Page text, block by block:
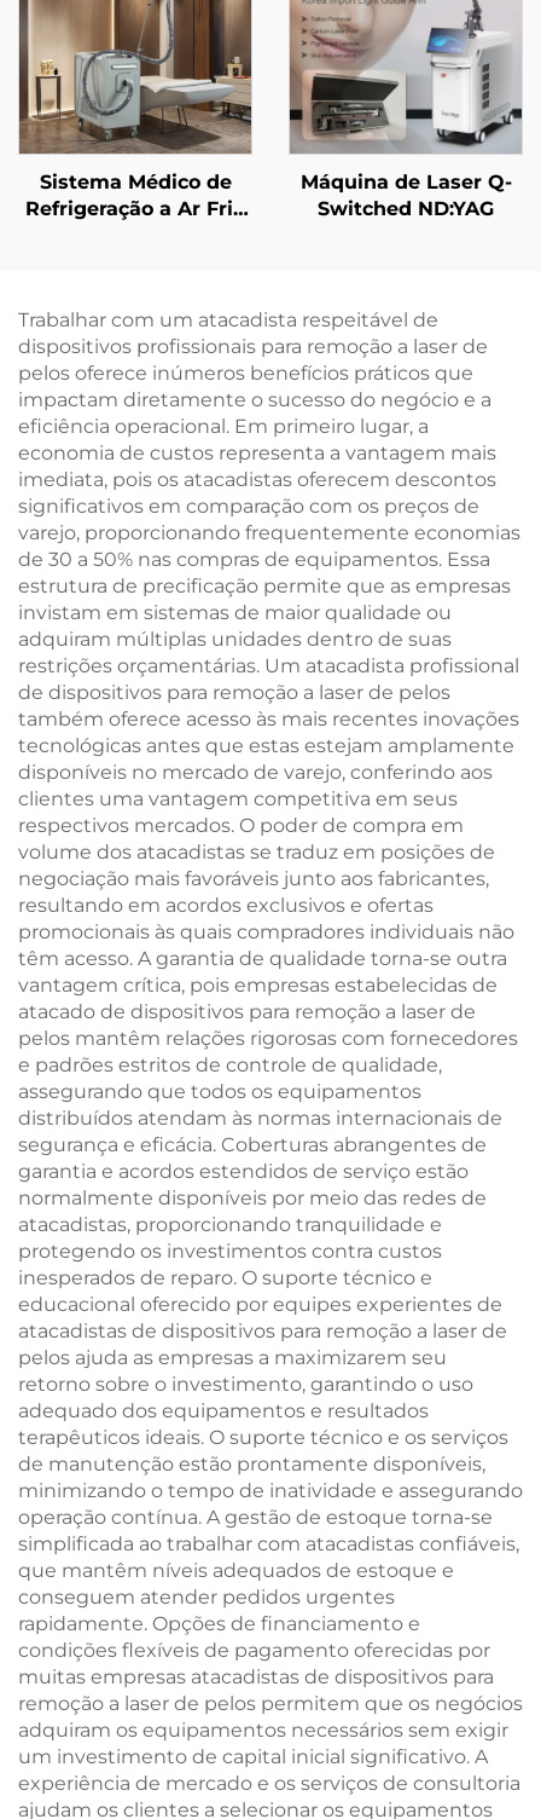
Avançada
onda de 755 nm, 808
nm, 940 nm e 1064
nm, aprovada pela
MDR, FDA e MDSAP
Sistema Médico de
Refrigeração a Ar Frio
sem Contato em
Ambientes Clínicos,
destinado a
equipamentos
estéticos a laser
Máquina de Laser Q-
Switched ND:YAG
Trabalhar com um atacadista respeitável de
dispositivos profissionais para remoção a laser de
pelos oferece inúmeros benefícios práticos que
impactam diretamente o sucesso do negócio e a
eficiência operacional. Em primeiro lugar, a
economia de custos representa a vantagem mais
imediata, pois os atacadistas oferecem descontos
significativos em comparação com os preços de
varejo, proporcionando frequentemente economias
de 30 a 50% nas compras de equipamentos. Essa
estrutura de precificação permite que as empresas
invistam em sistemas de maior qualidade ou
adquiram múltiplas unidades dentro de suas
restrições orçamentárias. Um atacadista profissional
de dispositivos para remoção a laser de pelos
também oferece acesso às mais recentes inovações
tecnológicas antes que estas estejam amplamente
disponíveis no mercado de varejo, conferindo aos
clientes uma vantagem competitiva em seus
respectivos mercados. O poder de compra em
volume dos atacadistas se traduz em posições de
negociação mais favoráveis junto aos fabricantes,
resultando em acordos exclusivos e ofertas
promocionais às quais compradores individuais não
têm acesso. A garantia de qualidade torna-se outra
vantagem crítica, pois empresas estabelecidas de
atacado de dispositivos para remoção a laser de
pelos mantêm relações rigorosas com fornecedores
e padrões estritos de controle de qualidade,
assegurando que todos os equipamentos
distribuídos atendam às normas internacionais de
segurança e eficácia. Coberturas abrangentes de
garantia e acordos estendidos de serviço estão
normalmente disponíveis por meio das redes de
atacadistas, proporcionando tranquilidade e
protegendo os investimentos contra custos
inesperados de reparo. O suporte técnico e
educacional oferecido por equipes experientes de
atacadistas de dispositivos para remoção a laser de
pelos ajuda as empresas a maximizarem seu
retorno sobre o investimento, garantindo o uso
adequado dos equipamentos e resultados
terapêuticos ideais. O suporte técnico e os serviços
de manutenção estão prontamente disponíveis,
minimizando o tempo de inatividade e assegurando
operação contínua. A gestão de estoque torna-se
simplificada ao trabalhar com atacadistas confiáveis,
que mantêm níveis adequados de estoque e
conseguem atender pedidos urgentes
rapidamente. Opções de financiamento e
condições flexíveis de pagamento oferecidas por
muitas empresas atacadistas de dispositivos para
remoção a laser de pelos permitem que os negócios
adquiram os equipamentos necessários sem exigir
um investimento de capital inicial significativo. A
experiência de mercado e os serviços de consultoria
ajudam os clientes a selecionar os equipamentos